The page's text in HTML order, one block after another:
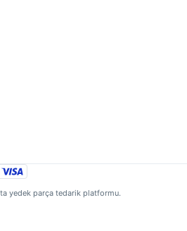
yedek parça tedarik platformu.